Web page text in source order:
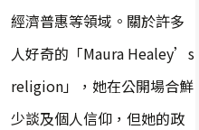
經濟普惠等領域。關於許多
人好奇的「Maura Healey’s
religion」，她在公開場合鮮
少談及個人信仰，但她的政